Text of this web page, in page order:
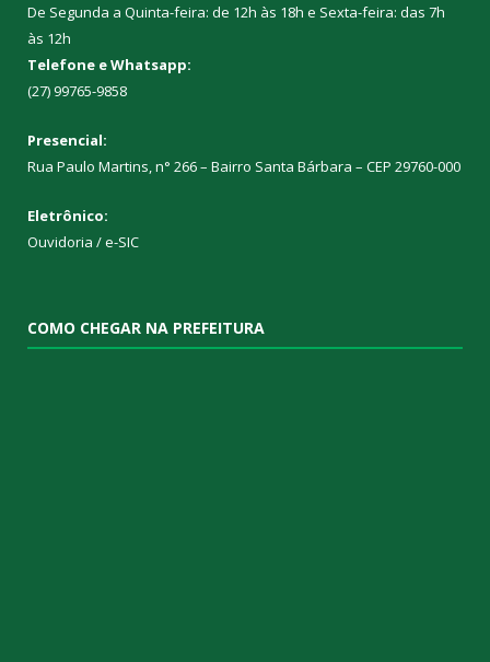
De Segunda a Quinta-feira: de 12h às 18h e Sexta-feira: das 7h
às 12h
Telefone e Whatsapp:
(27) 99765-9858
Presencial:
Rua Paulo Martins, n° 266 – Bairro Santa Bárbara – CEP 29760-000
Eletrônico:
Ouvidoria /e-SIC
COMO CHEGAR NA PREFEITURA